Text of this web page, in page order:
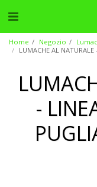
Home Negozio
LUMACHE AL
-